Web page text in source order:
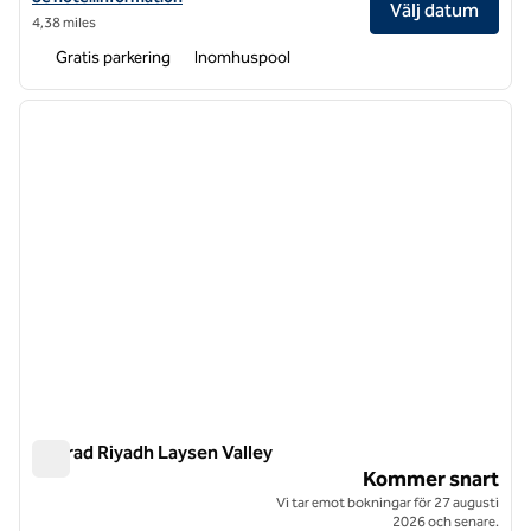
4,38 miles
Välj datum
Gratis parkering Inomhuspool
1 av 12
nästa
Conrad Riyadh Laysen Valley
Kommer snart
Vi tar emot bokningar för 27 augusti
2026 och senare.